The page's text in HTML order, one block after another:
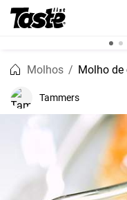
Molhos Molho de
Tammers